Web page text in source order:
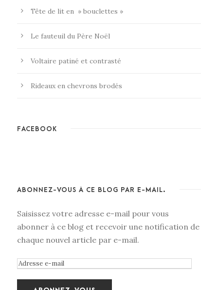
Tête de lit en » bouclettes »
Le fauteuil du Père Noël
Voltaire patiné et contrasté
Rideaux en chevrons brodés
FACEBOOK
ABONNEZ-VOUS À CE BLOG PAR E-MAIL.
Saisissez votre adresse e-mail pour vous
abonner à ce blog et recevoir une notification de
chaque nouvel article par e-mail.
A